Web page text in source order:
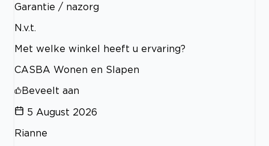
Garantie / nazorg
N.v.t.
Met welke winkel heeft u ervaring?
CASBA Wonen en Slapen
Beveelt aan
5 August 2026
Rianne